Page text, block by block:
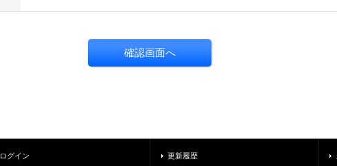
ログイン 更新履歴